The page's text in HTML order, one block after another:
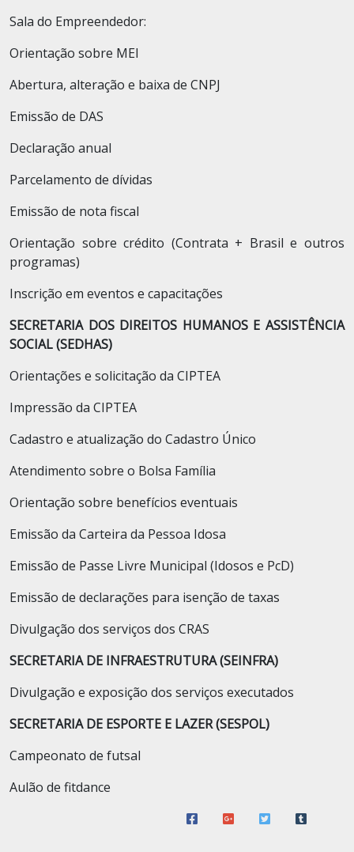
Sala do Empreendedor:
Orientação sobre MEI
Abertura, alteração e baixa de CNPJ
Emissão de DAS
Declaração anual
Parcelamento de dívidas
Emissão de nota fiscal
Orientação sobre crédito (Contrata + Brasil e outros
programas)
Inscrição em eventos e capacitações
SECRETARIA DOS DIREITOS HUMANOS E ASSISTÊNCIA
SOCIAL (SEDHAS)
Orientações e solicitação da CIPTEA
Impressão da CIPTEA
Cadastro e atualização do Cadastro Único
Atendimento sobre o Bolsa Família
Orientação sobre benefícios eventuais
Emissão da Carteira da Pessoa Idosa
Emissão de Passe Livre Municipal (Idosos e PcD)
Emissão de declarações para isenção de taxas
Divulgação dos serviços dos CRAS
SECRETARIA DE INFRAESTRUTURA (SEINFRA)
Divulgação e exposição dos serviços executados
SECRETARIA DE ESPORTE E LAZER (SESPOL)
Campeonato de futsal
Aulão de fitdance